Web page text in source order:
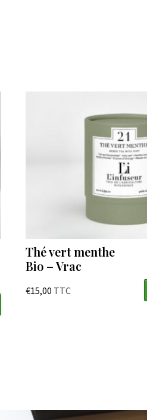
Thé vert menthe
Bio – Vrac
€15,00 TTC